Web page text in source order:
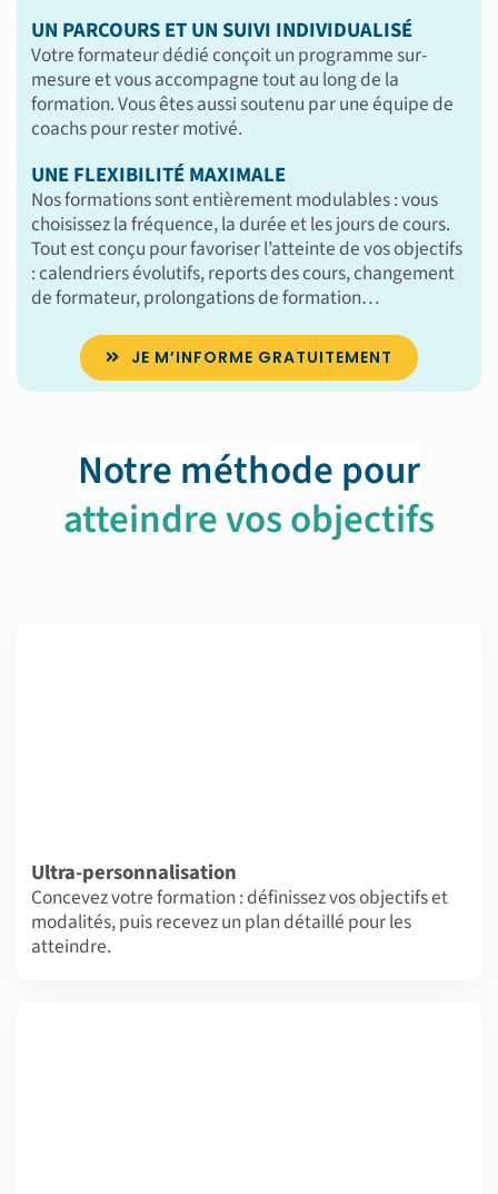
UN PARCOURS ET UN SUIVI INDIVIDUALISÉ
Votre formateur dédié conçoit un programme sur-
mesure et vous accompagne tout au long de la
formation. Vous êtes aussi soutenu par une équipe de
coachs pour rester motivé.
UNE FLEXIBILITÉ MAXIMALE
Nos formations sont entièrement modulables : vous
choisissez la fréquence, la durée et les jours de cours.
Tout est conçu pour favoriser l’atteinte de vos objectifs
: calendriers évolutifs, reports des cours, changement
de formateur, prolongations de formation…
JE M’INFORME GRATUITEMENT
Notre méthode pour
atteindre vos objectifs
Ultra-personnalisation
Concevez votre formation : définissez vos objectifs et
modalités, puis recevez un plan détaillé pour les
atteindre.